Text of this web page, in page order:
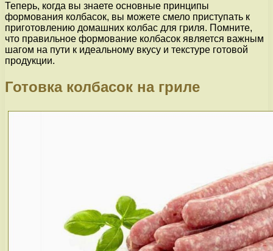
Теперь, когда вы знаете основные принципы
формования колбасок, вы можете смело приступать к
приготовлению домашних колбас для гриля. Помните,
что правильное формование колбасок является важным
шагом на пути к идеальному вкусу и текстуре готовой
продукции.
Готовка колбасок на гриле